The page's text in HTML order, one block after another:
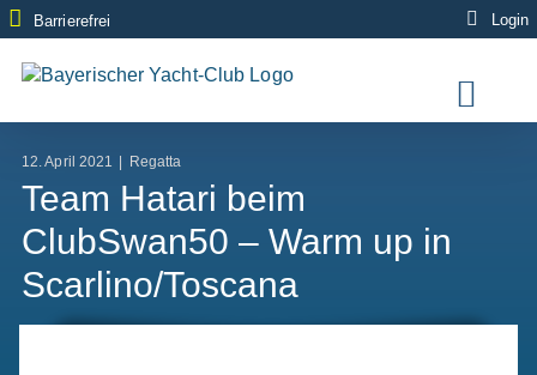
Zum
Inhalt
springen
Barrierefrei Login
12. April 2021 Regatta
Team Hatari beim
ClubSwan50 – Warm up in
Scarlino/Toscana